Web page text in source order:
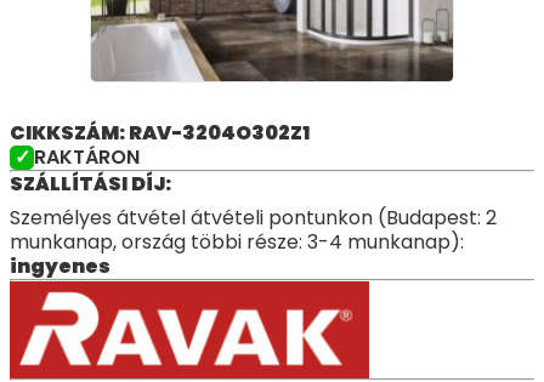
CIKKSZÁM: RAV-3204O302Z1
RAKTÁRON
SZÁLLÍTÁSI DÍJ:
Személyes átvétel átvételi pontunkon (Budapest: 2
munkanap, ország többi része: 3-4 munkanap):
ingyenes